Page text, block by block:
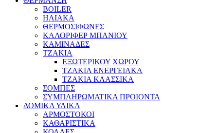
BOILER
ΗΛΙΑΚΑ
ΘΕΡΜΟΣΙΦΩΝΕΣ
ΚΑΛΟΡΙΦΕΡ ΜΠΑΝΙΟΥ
ΚΑΜΙΝΑΔΕΣ
ΤΖΑΚΙΑ
ΕΞΩΤΕΡΙΚΟΥ ΧΩΡΟΥ
ΤΖΑΚΙΑ ΕΝΕΡΓΕΙΑΚΑ
ΤΖΑΚΙΑ ΚΛΑΣΣΙΚΑ
ΣΟΜΠΕΣ
ΣΥΜΠΛΗΡΩΜΑΤΙΚΑ ΠΡΟΙΟΝΤΑ
ΔΟΜΙΚΑ ΥΛΙΚΑ
ΑΡΜΟΣΤΟΚΟΙ
ΚΑΘΑΡΙΣΤΙΚΑ